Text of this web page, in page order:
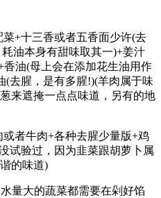
+十三香或者五香面少许(去
油本身有甜味取其一)+姜汁
油(母上会在添加花生油用作
(去腥，是有多腥!)(羊肉属于味
来遮掩一点点味道，另有的地
者牛肉+各种去腥少量版+鸡
试验过，因为韭菜跟胡萝卜属
的味道)
量大的蔬菜都需要在剁好馅